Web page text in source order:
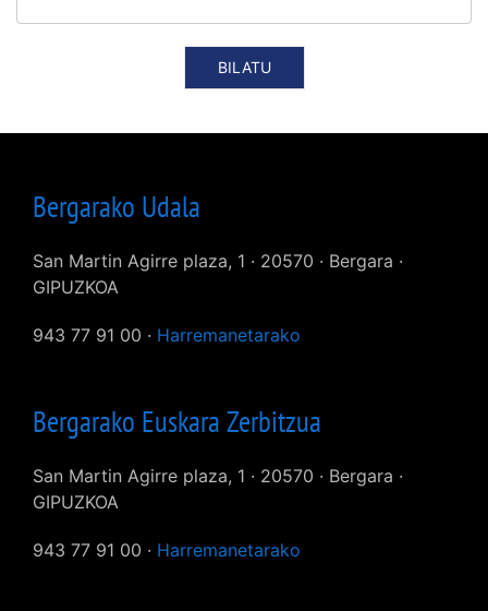
Bergarako Udala
San Martin Agirre plaza, 1 · 20570 · Bergara ·
GIPUZKOA
943 77 91 00 · Harremanetarako
Bergarako Euskara Zerbitzua
San Martin Agirre plaza, 1 · 20570 · Bergara ·
GIPUZKOA
943 77 91 00 · Harremanetarako